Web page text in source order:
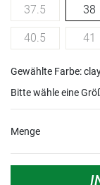
37.5 38
40.5 41
Gewählte Farbe:
Bitte wähle eine
Menge